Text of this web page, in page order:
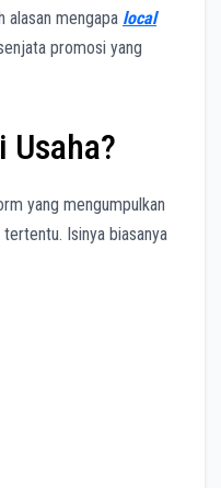
alasan mengapa local
promosi yang
yang mengumpulkan
Isinya biasanya